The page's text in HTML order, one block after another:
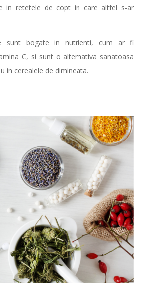
in retetele de copt in care altfel s-ar
sunt bogate in nutrienti, cum ar fi
C, si sunt o alternativa sanatoasa
in cerealele de dimineata.